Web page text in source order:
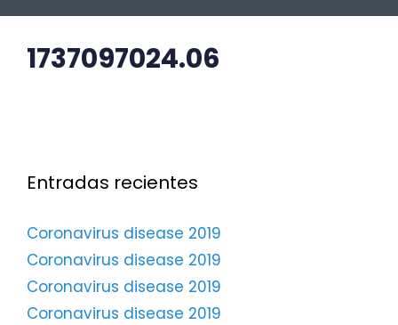
1737097024.06
Entradas recientes
Coronavirus disease 2019
Coronavirus disease 2019
Coronavirus disease 2019
Coronavirus disease 2019